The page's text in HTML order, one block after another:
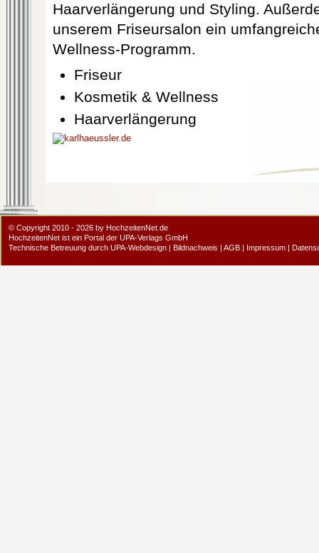
Haarverlängerung und Styling.
unserem Friseursalon ein
Wellness-Programm.
Friseur
Kosmetik & Wellness
Haarverlängerung
© Copyright 2010 - 2026 by HochzeitenNet.de
HochzeitenNet ist ein Portal der UPA-Verlags GmbH
Technische Betreuung durch UPA-Webdesign | Bildnachweis | AGB | Impressum |